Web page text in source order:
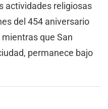
actividades religiosas
del 454 aniversario
que San
permanece bajo